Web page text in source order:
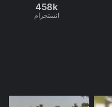
458k
انستجرام